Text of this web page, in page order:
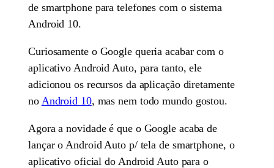
de smartphone para telefones com o sistema
Android 10.
Curiosamente o Google queria acabar com o
aplicativo Android Auto, para tanto, ele
adicionou os recursos da aplicação diretamente
no Android 10, mas nem todo mundo gostou.
Agora a novidade é que o Google acaba de
lançar o Android Auto p/ tela de smartphone, o
aplicativo oficial do Android Auto para o